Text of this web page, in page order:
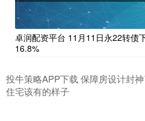
卓润配资平台 11月11日永22转债
16.8%
投牛策略APP下载 保障房设计封
住宅该有的样子